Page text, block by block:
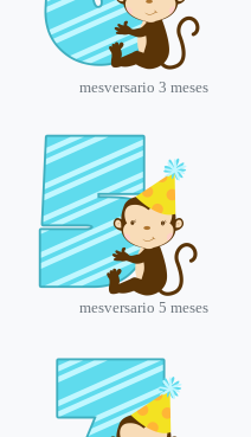
mesversario 3 meses
mesversario 5 meses